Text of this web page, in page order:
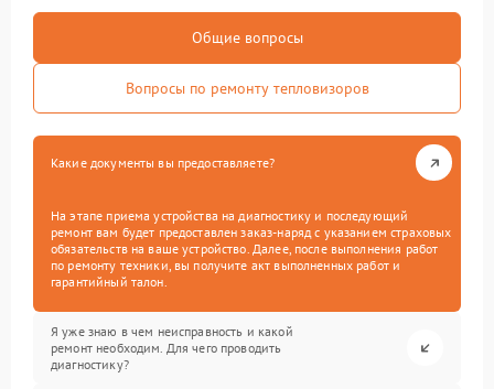
Общие вопросы
Вопросы по ремонту тепловизоров
Какие документы вы предоставляете?
На этапе приема устройства на диагностику и последующий
ремонт вам будет предоставлен заказ-наряд с указанием страховых
обязательств на ваше устройство. Далее, после выполнения работ
по ремонту техники, вы получите акт выполненных работ и
гарантийный талон.
Я уже знаю в чем неисправность и какой
ремонт необходим. Для чего проводить
диагностику?